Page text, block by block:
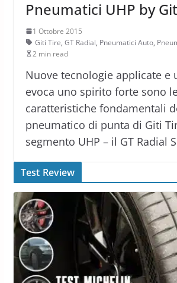
Pneumatici UHP by
1 Ottobre 2015
Giti Tire, GT Radial, Pneumatici Auto,
2 min read
Nuove tecnologie applicate e
evoca uno spirito forte sono
caratteristiche fondamentali
pneumatico di punta di Giti
segmento UHP – il GT Radial
Test Review